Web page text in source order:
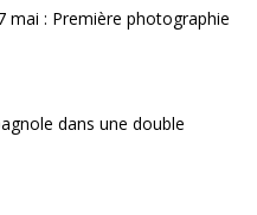
mai : Première photographie
dans une double